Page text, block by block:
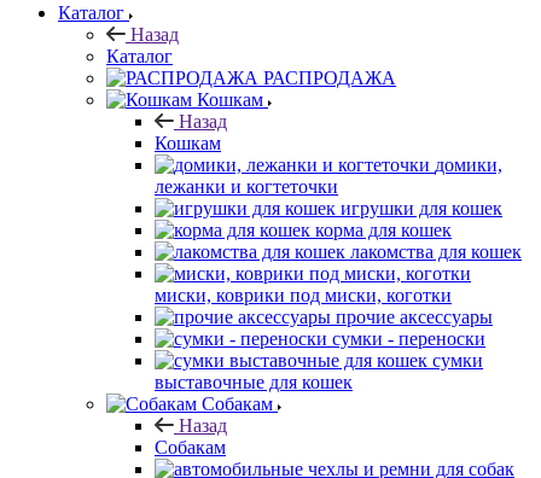
Каталог
Назад
Каталог
РАСПРОДАЖА
Кошкам
Назад
Кошкам
домики,
лежанки и когтеточки
игрушки для кошек
корма для кошек
лакомства для кошек
миски, коврики под миски, коготки
прочие аксессуары
сумки - переноски
сумки
выставочные для кошек
Собакам
Назад
Собакам